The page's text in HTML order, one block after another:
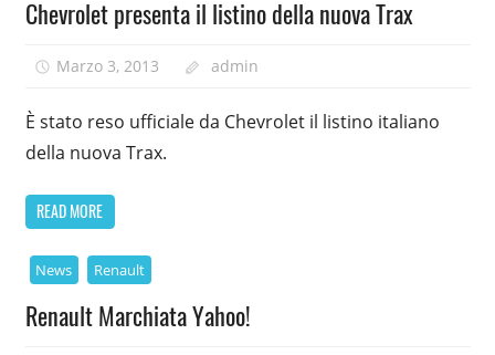
Chevrolet presenta il listino della nuova Trax
Marzo 3, 2013 admin
È stato reso ufficiale da Chevrolet il listino italiano
della nuova Trax.
READ MORE
News Renault
Renault Marchiata Yahoo!